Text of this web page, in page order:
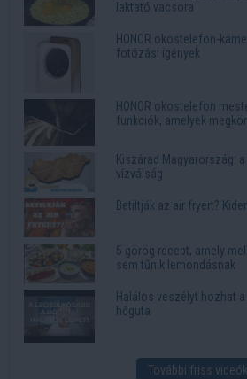
laktató vacsora
HONOR okostelefon-
fotózási igények
HONOR okostelefon
funkciók, amelyek
Kiszárad Magyarország:
vízválság
Betiltják az air fryert?
5 görög recept, amely
sem tűnik lemondásnak
Halálos veszélyt hozhat
hőguta
További friss videók